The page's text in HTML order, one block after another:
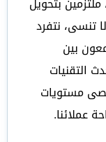
تنسى، نتفرد
بين
التقنيات
مستويات
عملائنا.